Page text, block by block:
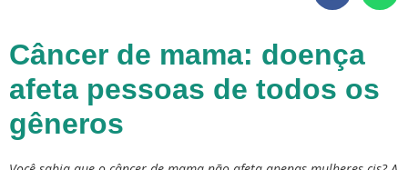
Câncer de mama: doença
afeta pessoas de todos os
gêneros